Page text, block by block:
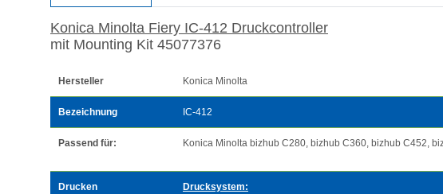
Konica Minolta Fiery IC-412 Druckcontroller
mit Mounting Kit 45077376
Hersteller Konica Minolta
Bezeichnung IC-412
Passend für: Konica Minolta bizhub C280, bizhub C360, bizhub C452,
Drucken
Drucksystem: